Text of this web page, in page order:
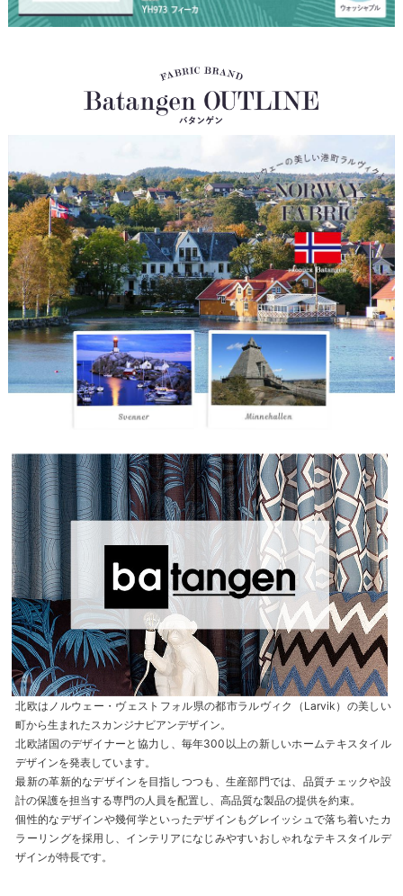
北欧はノルウェー・ヴェストフォル県の都市ラルヴィク（Larvik）の美しい
町から生まれたスカンジナビアンデザイン。
北欧諸国のデザイナーと協力し、毎年300以上の新しいホームテキスタイル
デザインを発表しています。
最新の革新的なデザインを目指しつつも、生産部門では、品質チェックや設
計の保護を担当する専門の人員を配置し、高品質な製品の提供を約束。
個性的なデザインや幾何学といったデザインもグレイッシュで落ち着いたカ
ラーリングを採用し、インテリアになじみやすいおしゃれなテキスタイルデ
ザインが特長です。